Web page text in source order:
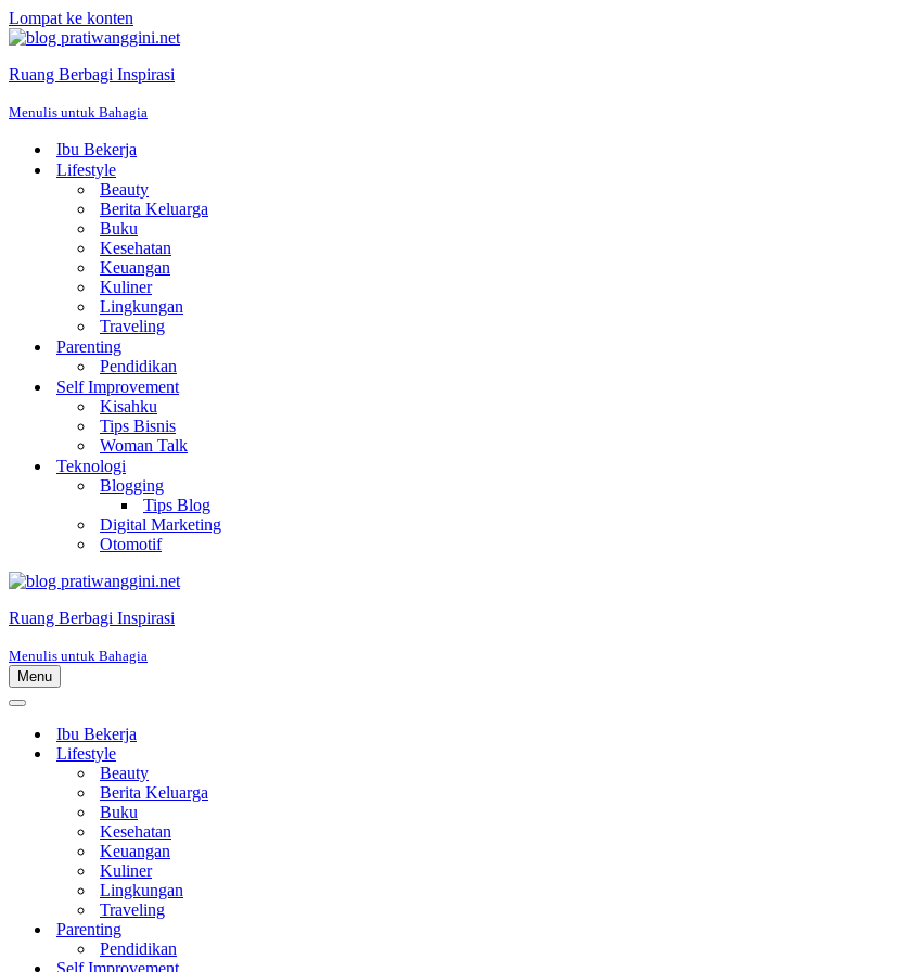
Lompat ke konten
Ruang Berbagi Inspirasi
Menulis untuk Bahagia
Ibu Bekerja
Lifestyle
Beauty
Berita Keluarga
Buku
Kesehatan
Keuangan
Kuliner
Lingkungan
Traveling
Parenting
Pendidikan
Self Improvement
Kisahku
Tips Bisnis
Woman Talk
Teknologi
Blogging
Tips Blog
Digital Marketing
Otomotif
Ruang Berbagi Inspirasi
Menulis untuk Bahagia
Menu
Menu
Menu
NavigasiIbu Bekerja
Lifestyle
Beauty
Berita Keluarga
Buku
Kesehatan
Keuangan
Kuliner
Lingkungan
Traveling
Parenting
Pendidikan
Self Improvement